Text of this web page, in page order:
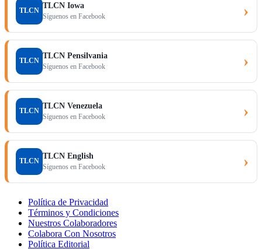
TLCN
TLCN Iowa
Síguenos en Facebook ›
TLCN
TLCN Pensilvania
Síguenos en Facebook ›
TLCN
TLCN Venezuela
Síguenos en Facebook ›
TLCN
TLCN English
Síguenos en Facebook ›
Política de Privacidad
Términos y Condiciones
Nuestros Colaboradores
Colabora Con Nosotros
Política Editorial